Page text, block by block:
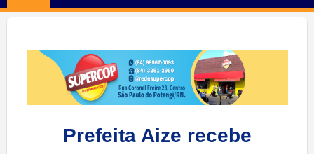
SILVERIO
ALVES
Credibilidade
Prefeita Aize recebe